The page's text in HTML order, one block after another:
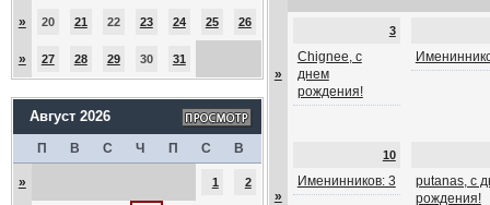
» 20 21 22 23 24 25 26
» 27 28 29 30 31
Август 2026
П В С Ч П С В
» 1 2
»
3
Chignee, с
днем
рождения!
»
10
Именинников: 3
putanas, с
рождения!